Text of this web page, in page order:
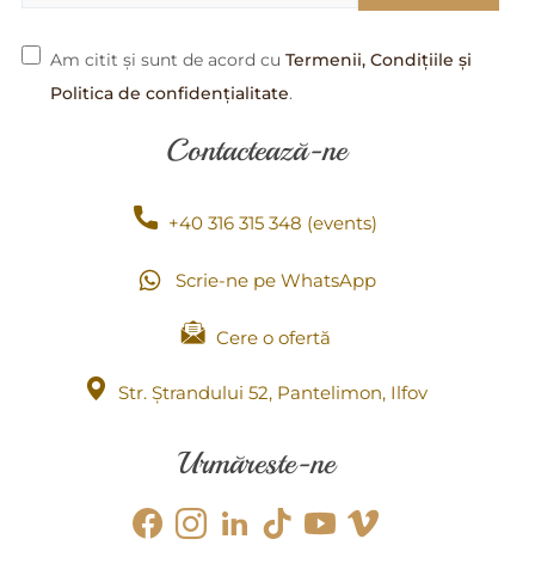
Am citit și sunt de acord cu Termenii, Condițiile și
Politica de confidențialitate.
Contactează-ne
+40 316 315 348 (events)
Scrie-ne pe WhatsApp
Cere o ofertă
Str. Ștrandului 52, Pantelimon, Ilfov
Urmăreste-ne